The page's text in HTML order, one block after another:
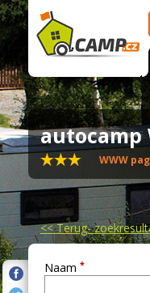
autocamp
WWW
<<Terug-
Naam *